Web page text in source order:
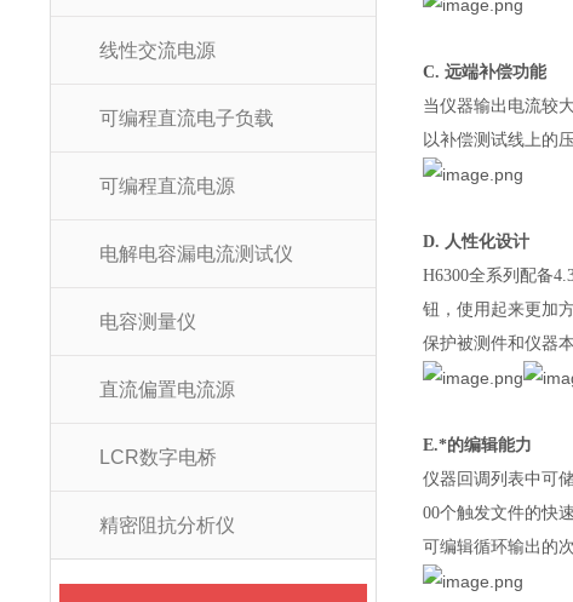
线性交流电源
可编程直流电子负载
可编程直流电源
电解电容漏电流测试仪
电容测量仪
直流偏置电流源
LCR数字电桥
精密阻抗分析仪
C. 远端补偿功能
当仪器输出电流较
以补偿测试线上的
D. 人性化设计
H6300全系列配备
钮，使用起来更加
保护被测件和仪器本
E.*的编辑能力
仪器回调列表中可
00个触发文件的快
可编辑循环输出的